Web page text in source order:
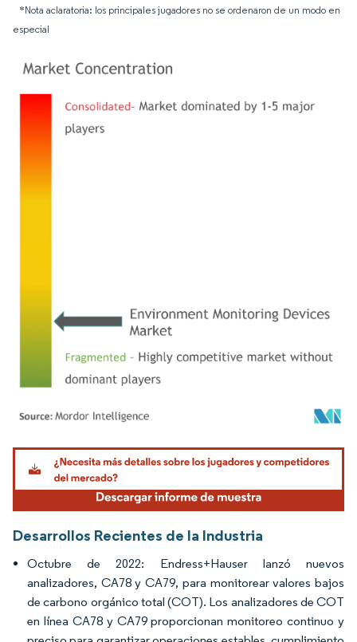
*Nota aclaratoria: los principales jugadores no se ordenaron de un modo en
especial
Imagen © Mordor Intelligence. El uso requiere atribución según CC BY 4.0.
Desarrollos Recientes de la Industria
Octubre de 2022: Endress+Hauser lanzó nuevos
analizadores, CA78 y CA79, para monitorear valores bajos
de carbono orgánico total (COT). Los analizadores de COT
en línea CA78 y CA79 proporcionan monitoreo continuo y